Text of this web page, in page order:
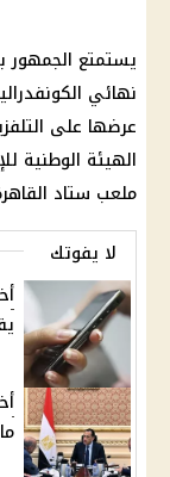
يستمتع الجمهور
نهائي
عرضها على
الهيئة الوطنية
ملعب ستاد
لا يفوتك
مايو